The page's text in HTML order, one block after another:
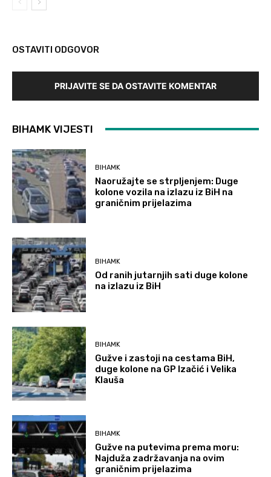
OSTAVITI ODGOVOR
PRIJAVITE SE DA OSTAVITE KOMENTAR
BIHAMK VIJESTI
BIHAMK
Naoružajte se strpljenjem: Duge
kolone vozila na izlazu iz BiH na
graničnim prijelazima
BIHAMK
Od ranih jutarnjih sati duge kolone
na izlazu iz BiH
BIHAMK
Gužve i zastoji na cestama BiH,
duge kolone na GP Izačić i Velika
Klauša
BIHAMK
Gužve na putevima prema moru:
Najduža zadržavanja na ovim
graničnim prijelazima